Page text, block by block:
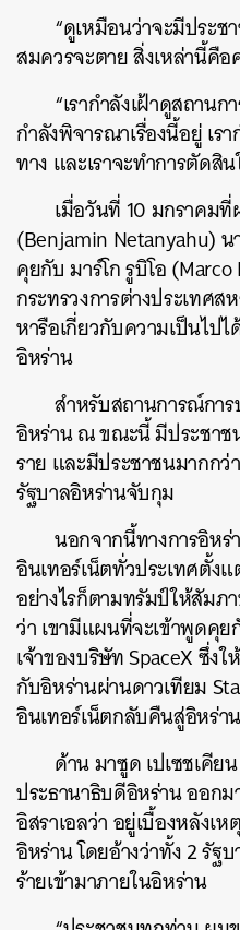
“ดูเหมือนว่าจะมีประ
สมควรจะตาย สิ่งเหล่านี้คือ
“เรากำลังเฝ้าดูสถาน
กำลังพิจารณาเรื่องนี้อยู่ เร
ทาง และเราจะทำการตัดสิ
เมื่อวันที่ 10 มกราคม
(Benjamin Netanyahu)
คุยกับ มาร์โก รูบิโอ
กระทรวงการต่างประเทศ
หารือเกี่ยวกับความเป็นไป
อิหร่าน
สำหรับสถานการณ์กา
อิหร่าน ณ ขณะนี้ มีประชาช
ราย และมีประชาชนมากก
รัฐบาลอิหร่านจับกุม
นอกจากนี้ทางการอิห
อินเทอร์เน็ตทั่วประเทศตั้ง
อย่างไรก็ตามทรัมป์ให้สัม
ว่า เขามีแผนที่จะเข้าพูดคุ
เจ้าของบริษัท SpaceX ซึ่
กับอิหร่านผ่านดาวเทียม
อินเทอร์เน็ตกลับคืนสู่อิหร่า
ด้าน มาซูด เปเซชเคีย
ประธานาธิบดีอิหร่าน ออก
อิสราเอลว่า อยู่เบื้องหลังเ
อิหร่าน โดยอ้างว่าทั้ง 2 รั
ร้ายเข้ามาภายในอิหร่าน